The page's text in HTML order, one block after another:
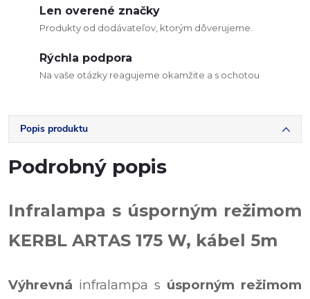
Len overené značky
Produkty od dodávateľov, ktorým dôverujeme.
Rýchla podpora
Na vaše otázky reagujeme okamžite a s ochotou
Popis produktu
Podrobný popis
Infralampa s úsporným režimom
KERBL ARTAS 175 W, kábel 5m
Výhrevná infralampa s úsporným režimom